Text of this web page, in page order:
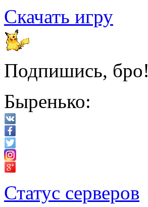
Скачать игру
Подпишись, бро!
Быренько:
Статус серверов